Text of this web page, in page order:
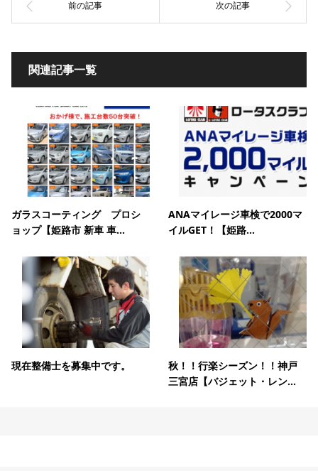
関連記事一覧
ガラスコーティング プロシ
ョップ【姫路市 新車 車...
ANAマイレージ車検で2000マ
イルGET！【姫路...
現在整備士を募集中です。
秋！！行楽シーズン！！神戸
三宮店【バジェット・レン...